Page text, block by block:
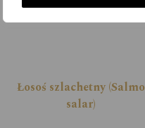
Łosoś szlachetny (Salmo
salar)